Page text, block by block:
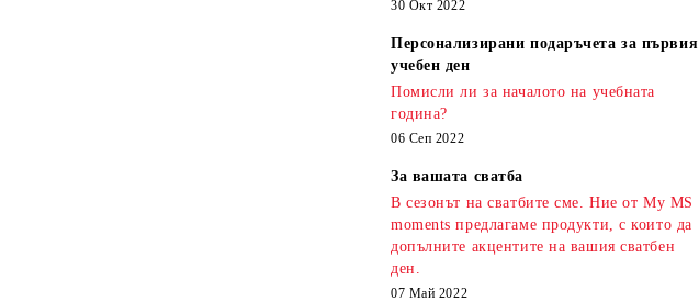
30 Окт 2022
Персонализирани подаръчета за първия
учебен ден
Помисли ли за началото на учебната
година?
06 Сеп 2022
За вашата сватба
В сезонът на сватбите сме. Ние от My MS
moments предлагаме продукти, с които да
допълните акцентите на вашия сватбен
ден.
07 Май 2022